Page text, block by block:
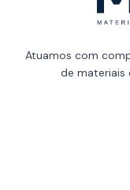
Atuamos com
de materiais